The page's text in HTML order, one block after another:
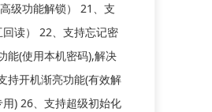
级功能解锁） 21、支
读） 22、支持忘记密
能(使用本机密码),解决
持开机渐亮功能(有效解
) 26、支持超级初始化